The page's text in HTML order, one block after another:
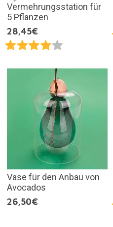
Vermehrungsstation für
5 Pflanzen
28,45€
Vase für den Anbau von
Avocados
26,50€